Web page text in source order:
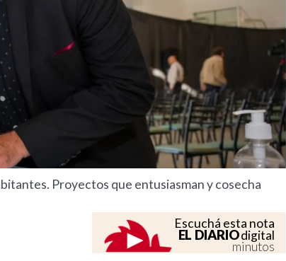
Proyectos que entusiasman y cosecha
Escuchá esta nota
EL DIARIOdigital
minutos